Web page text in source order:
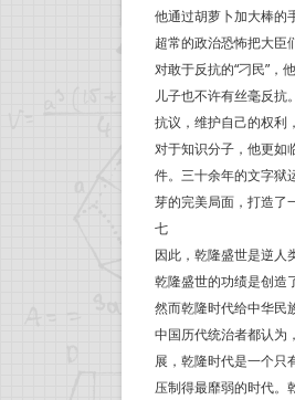
他通过胡萝卜加大棒的
超常的政治恐怖把大臣
对敢于反抗的“刁民”，
儿子也不许有丝毫反抗
抗议，维护自己的权利
对于知识分子，他更如
件。三十余年的文字狱
芽的完美局面，打造了
七
因此，乾隆盛世是逆人
乾隆盛世的功绩是创造
然而乾隆时代给中华民
中国历代统治者都认为
展，乾隆时代是一个只
压制得最靡弱的时代。